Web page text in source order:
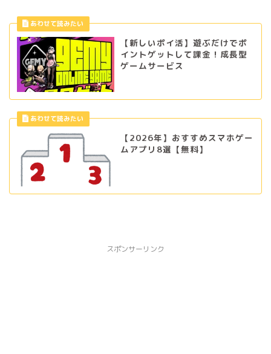
【新しいポイ活】遊ぶだけでポ
イントゲットして課金！成長型
ゲームサービス
【2026年】おすすめスマホゲー
ムアプリ8選【無料】
スポンサーリンク